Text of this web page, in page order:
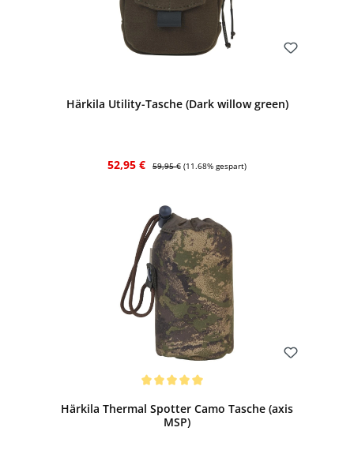
Härkila Utility-Tasche (Dark willow green)
Verkaufspreis:
52,95 € Regulärer Preis:
59,95 € (11.68% gespart)
Härkila Thermal Spotter Camo Tasche (axis
MSP)